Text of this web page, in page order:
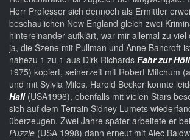
Herr Professor sich dennoch als Ermittler
beschaulichen New England gleich zwei
hintereinander aufklärt, war mir allemal zu
ja, die Szene mit Pullman und Anne Bancroft
nahezu 1 zu 1 aus Dirk Richards Fahr zur
1975) kopiert, seinerzeit mit Robert Mitchum
und mit Sylvia Miles. Harold Becker konnte
Hall(USA1996), ebenfalls mit vielen Stars
sich auf dem Terrain Sidney Lumets
überzeugen. Zwei Jahre später arbeitete er bei
Puzzle (USA 1998) dann erneut mit Alec